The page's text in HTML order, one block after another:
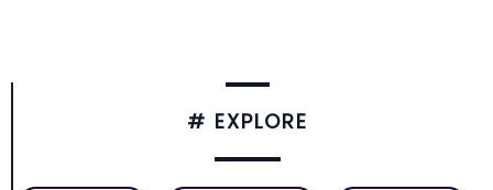
# EXPLORE